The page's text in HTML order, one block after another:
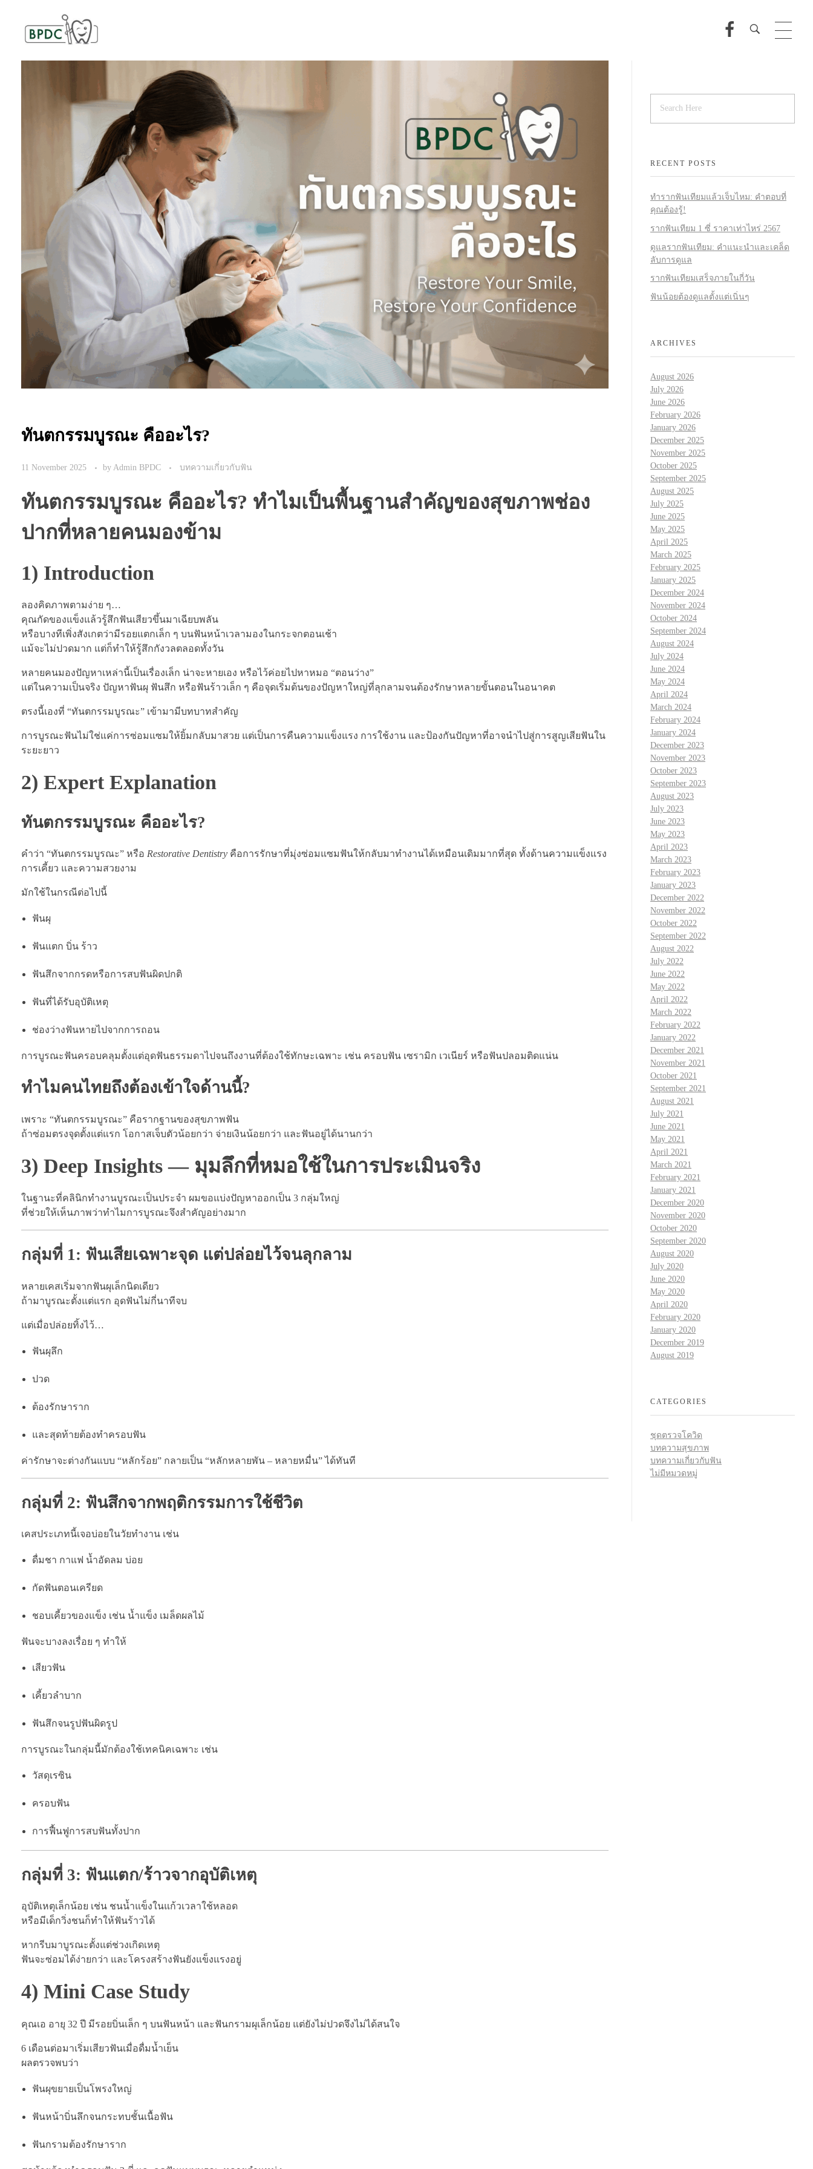
ทันตกรรมบูรณะ คืออะไร?
11 November 2025 by Admin BPDC บทความเกี่ยวกับฟัน
ทันตกรรมบูรณะ คืออะไร? ทำไมเป็นพื้นฐานสำคัญของสุขภาพช่อง
ปากที่หลายคนมองข้าม
1) Introduction
ลองคิดภาพตามง่าย ๆ…
คุณกัดของแข็งแล้วรู้สึกฟันเสียวขึ้นมาเฉียบพลัน
หรือบางทีเพิ่งสังเกตว่ามีรอยแตกเล็ก ๆ บนฟันหน้าเวลามองในกระจกตอนเช้า
แม้จะไม่ปวดมาก แต่ก็ทำให้รู้สึกกังวลตลอดทั้งวัน
หลายคนมองปัญหาเหล่านี้เป็นเรื่องเล็ก น่าจะหายเอง หรือไว้ค่อยไปหาหมอ “ตอนว่าง”
แต่ในความเป็นจริง ปัญหาฟันผุ ฟันสึก หรือฟันร้าวเล็ก ๆ คือจุดเริ่มต้นของปัญหาใหญ่ที่ลุกลามจนต้องรักษาหลายขั้นตอนในอนาคต
ตรงนี้เองที่ “ทันตกรรมบูรณะ” เข้ามามีบทบาทสำคัญ
การบูรณะฟันไม่ใช่แค่การซ่อมแซมให้ยิ้มกลับมาสวย แต่เป็นการคืนความแข็งแรง การใช้งาน และป้องกันปัญหาที่อาจนำไปสู่การสูญเสียฟันใน
ระยะยาว
2) Expert Explanation
ทันตกรรมบูรณะ คืออะไร?
คำว่า “ทันตกรรมบูรณะ” หรือ Restorative Dentistry คือการรักษาที่มุ่งซ่อมแซมฟันให้กลับมาทำงานได้เหมือนเดิมมากที่สุด ทั้งด้านความแข็งแรง
การเคี้ยว และความสวยงาม
มักใช้ในกรณีต่อไปนี้
ฟันผุ
ฟันแตก บิ่น ร้าว
ฟันสึกจากกรดหรือการสบฟันผิดปกติ
ฟันที่ได้รับอุบัติเหตุ
ช่องว่างฟันหายไปจากการถอน
การบูรณะฟันครอบคลุมตั้งแต่อุดฟันธรรมดาไปจนถึงงานที่ต้องใช้ทักษะเฉพาะ เช่น ครอบฟัน เซรามิก เวเนียร์ หรือฟันปลอมติดแน่น
ทำไมคนไทยถึงต้องเข้าใจด้านนี้?
เพราะ “ทันตกรรมบูรณะ” คือรากฐานของสุขภาพฟัน
ถ้าซ่อมตรงจุดตั้งแต่แรก โอกาสเจ็บตัวน้อยกว่า จ่ายเงินน้อยกว่า และฟันอยู่ได้นานกว่า
3) Deep Insights — มุมลึกที่หมอใช้ในการประเมินจริง
ในฐานะที่คลินิกทำงานบูรณะเป็นประจำ ผมขอแบ่งปัญหาออกเป็น 3 กลุ่มใหญ่
ที่ช่วยให้เห็นภาพว่าทำไมการบูรณะจึงสำคัญอย่างมาก
กลุ่มที่ 1: ฟันเสียเฉพาะจุด แต่ปล่อยไว้จนลุกลาม
หลายเคสเริ่มจากฟันผุเล็กนิดเดียว
ถ้ามาบูรณะตั้งแต่แรก อุดฟันไม่กี่นาทีจบ
แต่เมื่อปล่อยทิ้งไว้…
ฟันผุลึก
ปวด
ต้องรักษาราก
และสุดท้ายต้องทำครอบฟัน
ค่ารักษาจะต่างกันแบบ “หลักร้อย” กลายเป็น “หลักหลายพัน – หลายหมื่น” ได้ทันที
กลุ่มที่ 2: ฟันสึกจากพฤติกรรมการใช้ชีวิต
เคสประเภทนี้เจอบ่อยในวัยทำงาน เช่น
ดื่มชา กาแฟ น้ำอัดลม บ่อย
กัดฟันตอนเครียด
ชอบเคี้ยวของแข็ง เช่น น้ำแข็ง เมล็ดผลไม้
ฟันจะบางลงเรื่อย ๆ ทำให้
เสียวฟัน
เคี้ยวลำบาก
ฟันสึกจนรูปฟันผิดรูป
การบูรณะในกลุ่มนี้มักต้องใช้เทคนิคเฉพาะ เช่น
วัสดุเรซิน
ครอบฟัน
การฟื้นฟูการสบฟันทั้งปาก
กลุ่มที่ 3: ฟันแตก/ร้าวจากอุบัติเหตุ
อุบัติเหตุเล็กน้อย เช่น ชนน้ำแข็งในแก้วเวลาใช้หลอด
หรือมีเด็กวิ่งชนก็ทำให้ฟันร้าวได้
หากรีบมาบูรณะตั้งแต่ช่วงเกิดเหตุ
ฟันจะซ่อมได้ง่ายกว่า และโครงสร้างฟันยังแข็งแรงอยู่
4) Mini Case Study
คุณเอ อายุ 32 ปี มีรอยบิ่นเล็ก ๆ บนฟันหน้า และฟันกรามผุเล็กน้อย แต่ยังไม่ปวดจึงไม่ได้สนใจ
6 เดือนต่อมาเริ่มเสียวฟันเมื่อดื่มน้ำเย็น
ผลตรวจพบว่า
ฟันผุขยายเป็นโพรงใหญ่
ฟันหน้าบิ่นลึกจนกระทบชั้นเนื้อฟัน
ฟันกรามต้องรักษาราก
RECENT POSTS
ทำรากฟันเทียมแล้วเจ็บไหม: คำตอบที่
คุณต้องรู้!
รากฟันเทียม 1 ซี่ ราคาเท่าไหร่ 2567
ดูแลรากฟันเทียม: คำแนะนำและเคล็ด
ลับการดูแล
รากฟันเทียมเสร็จภายในกี่วัน
ฟันน้อยต้องดูแลตั้งแต่เนิ่นๆ
ARCHIVES
August 2026
July 2026
June 2026
February 2026
January 2026
December 2025
November 2025
October 2025
September 2025
August 2025
July 2025
June 2025
May 2025
April 2025
March 2025
February 2025
January 2025
December 2024
November 2024
October 2024
September 2024
August 2024
July 2024
June 2024
May 2024
April 2024
March 2024
February 2024
January 2024
December 2023
November 2023
October 2023
September 2023
August 2023
July 2023
June 2023
May 2023
April 2023
March 2023
February 2023
January 2023
December 2022
November 2022
October 2022
September 2022
August 2022
July 2022
June 2022
May 2022
April 2022
March 2022
February 2022
January 2022
December 2021
November 2021
October 2021
September 2021
August 2021
July 2021
June 2021
May 2021
April 2021
March 2021
February 2021
January 2021
December 2020
November 2020
October 2020
September 2020
August 2020
July 2020
June 2020
May 2020
April 2020
February 2020
January 2020
December 2019
August 2019
CATEGORIES
ชุดตรวจโควิด
บทความสุขภาพ
บทความเกี่ยวกับฟัน
ไม่มีหมวดหมู่